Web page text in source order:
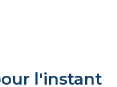
l'instant